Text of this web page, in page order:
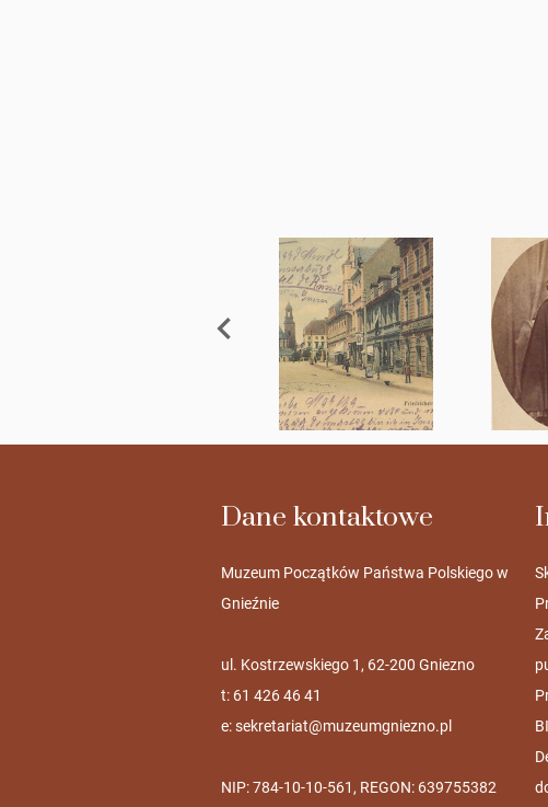
Dane kontaktowe
Muzeum Początków Państwa Polskiego w
Gnieźnie
ul. Kostrzewskiego 1, 62-200 Gniezno
t: 61 426 46 41
e:sekretariat@muzeumgniezno.pl
NIP: 784-10-10-561, REGON: 639755382